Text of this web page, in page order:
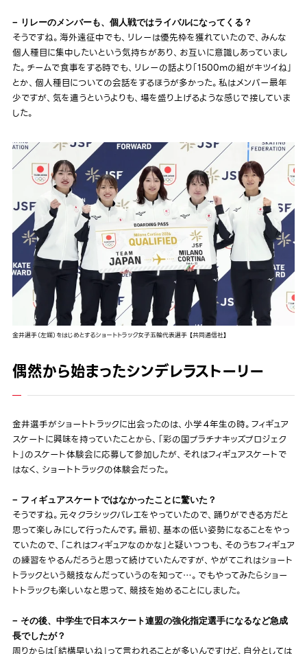
− リレーのメンバーも、個人戦ではライバルになってくる？
そうですね。海外遠征中でも、リレーは優先枠を獲れていたので、みんな
個人種目に集中したいという気持ちがあり、お互いに意識しあっていまし
た。チームで食事をする時でも、リレーの話より「1500mの組がキツイね」
とか、個人種目についての会話をするほうが多かった。私はメンバー最年
少ですが、気を遣うというよりも、場を盛り上げるような感じで接していま
した。
金井選手（左端）をはじめとするショートトラック女子五輪代表選手 【共同通信社】
偶然から始まったシンデレラストーリー
金井選手がショートトラックに出会ったのは、小学４年生の時。フィギュア
スケートに興味を持っていたことから、「彩の国プラチナキッズプロジェク
ト」のスケート体験会に応募して参加したが、それはフィギュアスケートで
はなく、ショートトラックの体験会だった。
− フィギュアスケートではなかったことに驚いた？
そうですね。元々クラシックバレエをやっていたので、踊りができる方だと
思って楽しみにして行ったんです。最初、基本の低い姿勢になることをやっ
ていたので、「これはフィギュアなのかな」と疑いつつも、そのうちフィギュア
の練習をやるんだろうと思って続けていたんですが、やがてこれはショート
トラックという競技なんだっていうのを知って…。でもやってみたらショー
トトラックも楽しいなと思って、競技を始めることにしました。
− その後、中学生で日本スケート連盟の強化指定選手になるなど急成
長でしたが？